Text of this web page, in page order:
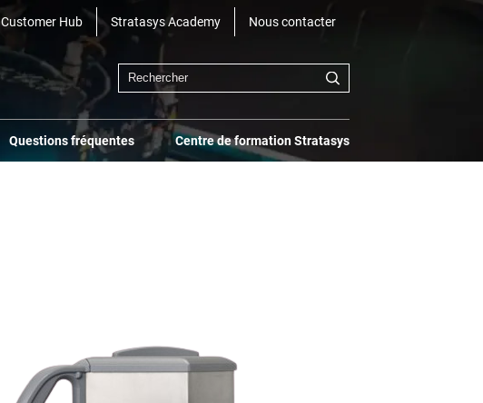
Customer Hub Stratasys Academy Nous contacter
Questions fréquentes Centre de formation Stratasys